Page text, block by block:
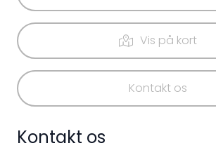
Vis på kort
Kontakt os
Kontakt os